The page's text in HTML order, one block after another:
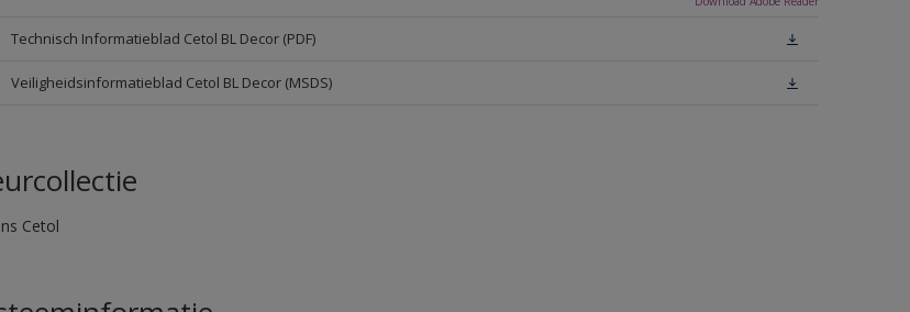
Technisch Informatieblad Cetol BL Decor (PDF)
Veiligheidsinformatieblad Cetol BL Decor (MSDS)
Cetol